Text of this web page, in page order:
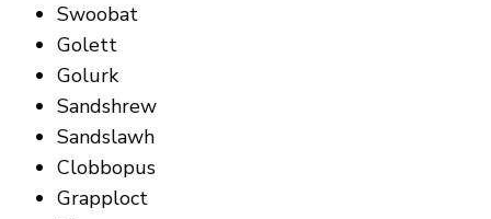
Swoobat
Golett
Golurk
Sandshrew
Sandslawh
Clobbopus
Grapploct